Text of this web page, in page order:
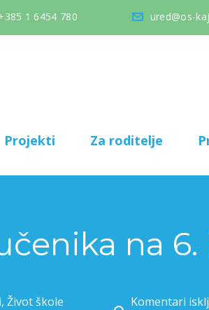
1 6454 780 ured@os-
Projekti Za roditelje
na
, Život škole Komentari